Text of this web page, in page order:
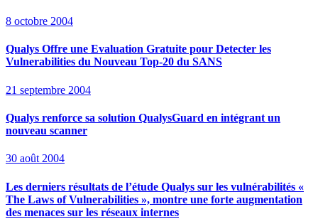
8 octobre 2004
Qualys Offre une Evaluation Gratuite pour Detecter les
Vulnerabilities du Nouveau Top-20 du SANS
21 septembre 2004
Qualys renforce sa solution QualysGuard en intégrant un
nouveau scanner
30 août 2004
Les derniers résultats de l’étude Qualys sur les vulnérabilités «
The Laws of Vulnerabilities », montre une forte augmentation
des menaces sur les réseaux internes